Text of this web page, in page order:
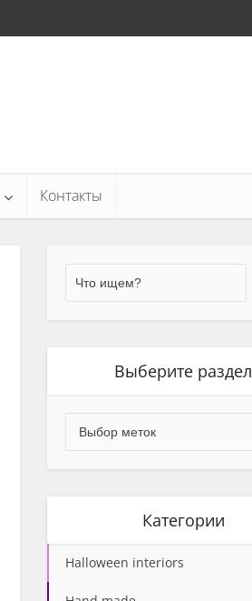
Контакты
Выберите раздел
Категории
Halloween interiors